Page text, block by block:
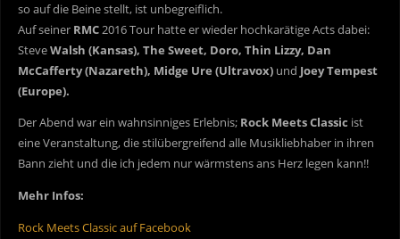
so auf die Beine stellt, ist unbegreiflich.
Auf seiner RMC2016 Tour hatte er wieder hochkarätige Acts dabei:
SteveWalsh (Kansas), The Sweet, Doro, Thin Lizzy, Dan
McCafferty (Nazareth), Midge Ure (Ultravox)und Joey Tempest
(Europe).
Der Abend war ein wahnsinniges Erlebnis; Rock Meets Classic ist
eine Veranstaltung, die stilübergreifend alle Musikliebhaber in ihren
Bann zieht und die ich jedem nur wärmstens ans Herz legen kann!!
Mehr Infos:
Rock Meets Classic auf Facebook